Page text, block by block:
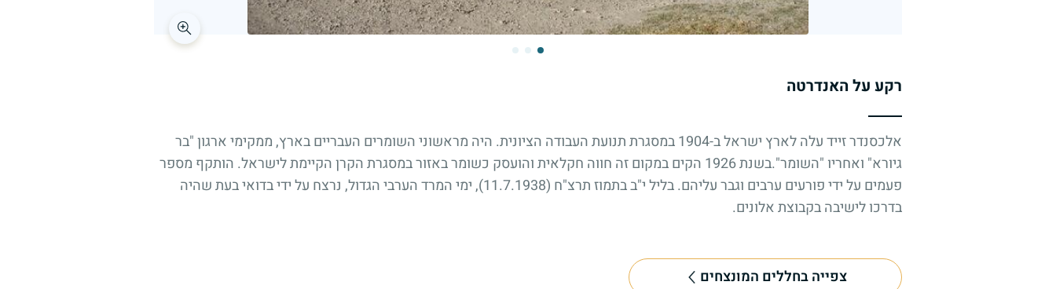
רקע על האנדרטה
אלכסנדר זייד עלה לארץ ישראל ב-1904 במסגרת תנועת העבודה הציונית. היה מראשוני השומרים העבריים בארץ, ממקימי ארגון "בר
גיורא" ואחריו "השומר".בשנת 1926 הקים במקום זה חווה חקלאית והועסק כשומר באזור במסגרת הקרן הקיימת לישראל. הותקף מספר
פעמים על ידי פורעים ערבים וגבר עליהם. בליל י"ב בתמוז תרצ"ח (11.7.1938), ימי המרד הערבי הגדול, נרצח על ידי בדואי בעת שהיה
בדרכו לישיבה בקבוצת אלונים.
צפייה בחללים המונצחים